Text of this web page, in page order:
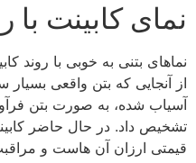
نمای کابینت
نماهای بتنی به خوبی با روند
از آنجایی که بتن واقعی
آسیاب شده، به صورت بتن
تشخیص داد. در حال حاضر
قیمتی ارزان آن هاست و